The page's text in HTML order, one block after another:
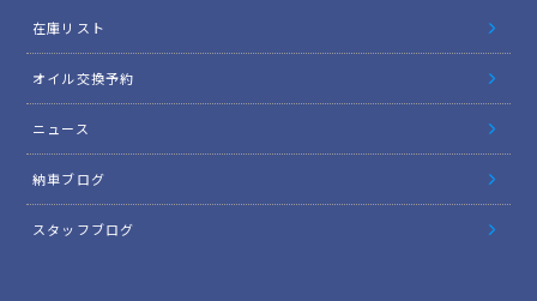
在庫リスト
オイル交換予約
ニュース
納車ブログ
スタッフブログ